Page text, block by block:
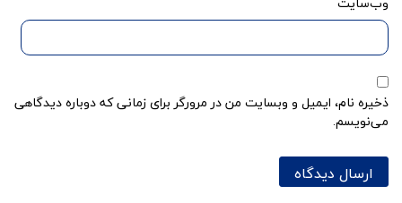
ذخیره نام، ایمیل و وبسایت من در مرورگر برای زمانی که دوباره دیدگاهی
می‌نویسم.